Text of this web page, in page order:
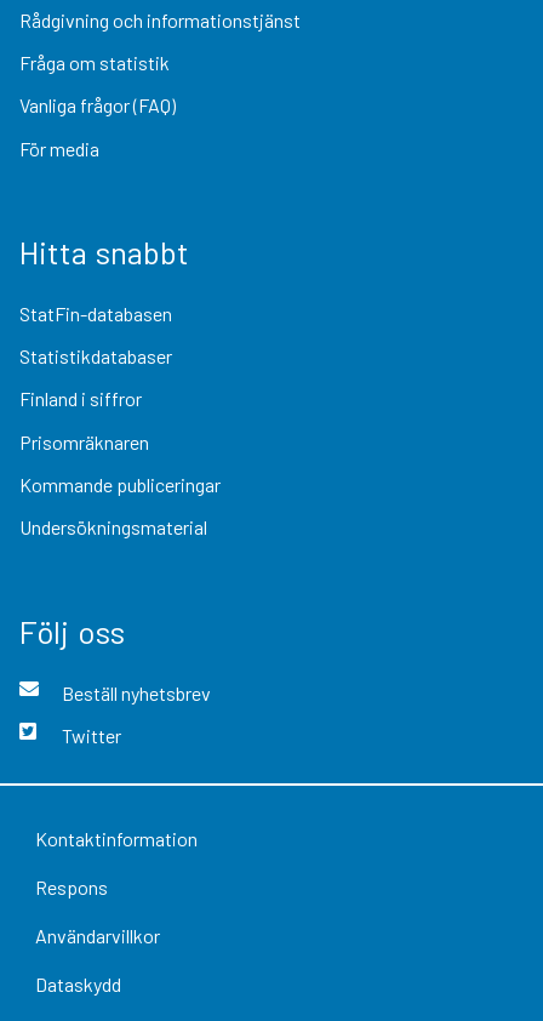
Rådgivning och informationstjänst
Fråga om statistik
Vanliga frågor (FAQ)
För media
Hitta snabbt
StatFin-databasen
Statistikdatabaser
Finland i siffror
Prisomräknaren
Kommande publiceringar
Undersökningsmaterial
Följ oss
Beställ nyhetsbrev
Twitter
Kontaktinformation
Respons
Användarvillkor
Dataskydd